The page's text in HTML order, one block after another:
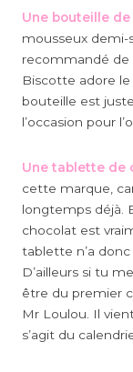
Une bouteille de
mousseux demi-
recommandé de
Biscotte adore
bouteille est
l’occasion pour
Une tablette de
cette marque,
longtemps déjà.
chocolat est
tablette n’a
D’ailleurs si tu
être du premier
Mr Loulou. Il
s’agit du